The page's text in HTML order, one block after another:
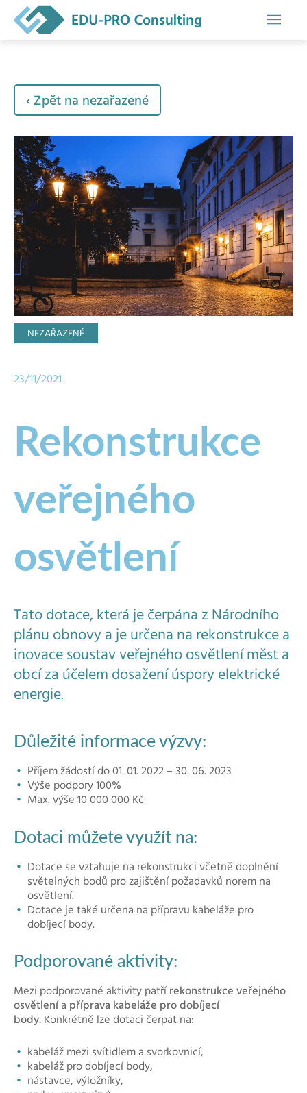
‹ Zpět na nezařazené
NEZAŘAZENÉ
23/11/2021
Rekonstrukce
veřejného
osvětlení
Tato dotace, která je čerpána z Národního
plánu obnovy a je určena na rekonstrukce a
inovace soustav veřejného osvětlení měst a
obcí za účelem dosažení úspory elektrické
energie.
Důležité informace výzvy:
Příjem žádostí do 01. 01. 2022 – 30. 06. 2023
Výše podpory 100%
Max. výše 10 000 000 Kč
Dotaci můžete využít na:
Dotace se vztahuje na rekonstrukci včetně doplnění
světelných bodů pro zajištění požadavků norem na
osvětlení.
Dotace je také určena na přípravu kabeláže pro
dobíjecí body.
Podporované aktivity:
Mezi podporované aktivity patří rekonstrukce veřejného
osvětlení a příprava kabeláže pro dobíjecí
body. Konkrétně lze dotaci čerpat na:
kabeláž mezi svítidlem a svorkovnicí,
kabeláž pro dobíjecí body,
nástavce, výložníky,